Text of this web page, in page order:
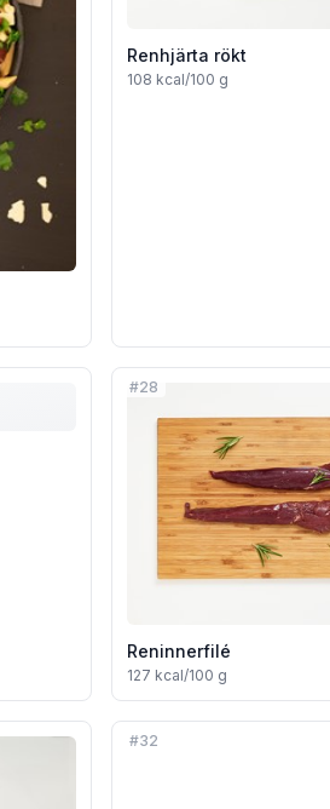
Renhjärta rökt
108 kcal/100 g
#28
Reninnerfilé
127 kcal/100 g
#32